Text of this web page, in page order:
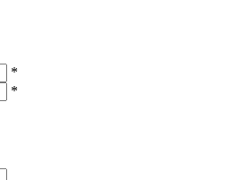
*
*